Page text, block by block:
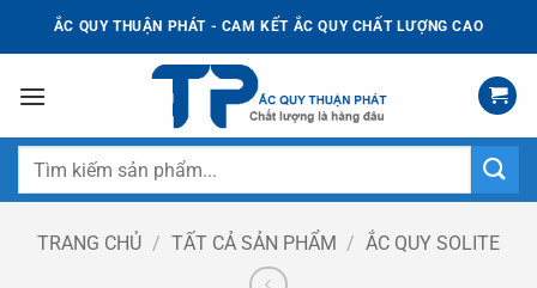
dung
ẮC QUY THUẬN PHÁT - CAM KẾT ẮC QUY CHẤT LƯỢNG CAO
Tìm
TRANG CHỦ / TẤT CẢ SẢN PHẨM / ẮC QUY SOLITE